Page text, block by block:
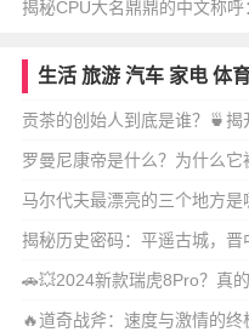
揭秘CPU大名鼎鼎的中文称
生活 旅游 汽车 家电 体
贡茶的创始人到底是谁？🍵
罗曼尼康帝是什么？为什么它
马尔代夫最漂亮的三个地方是
揭秘历史密码：平遥古城，晋
🚗💥2024新款瑞虎8Pro？真的
🔥道奇战斧：速度与激情的